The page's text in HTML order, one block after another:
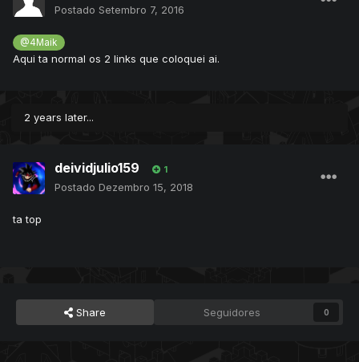
Postado Setembro 7, 2016
@4Maik
Aqui ta normal os 2 links que coloquei ai.
2 years later...
deividjulio159 1
Postado Dezembro 15, 2018
ta top
Share Seguidores 0